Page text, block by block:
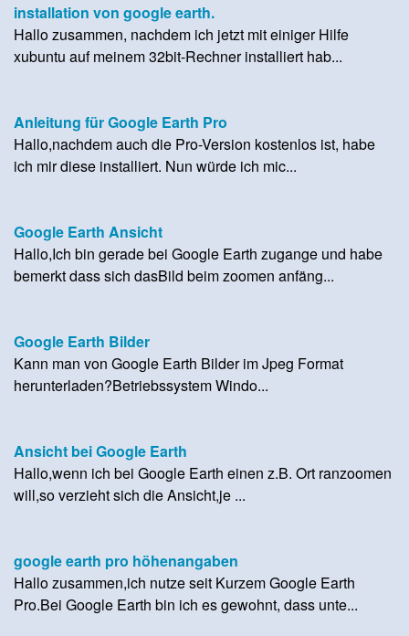
installation von google earth.
Hallo zusammen, nachdem ich jetzt mit einiger Hilfe
xubuntu auf meinem 32bit-Rechner installiert hab...
Anleitung für Google Earth Pro
Hallo,nachdem auch die Pro-Version kostenlos ist, habe
ich mir diese installiert. Nun würde ich mic...
Google Earth Ansicht
Hallo,Ich bin gerade bei Google Earth zugange und habe
bemerkt dass sich dasBild beim zoomen anfäng...
Google Earth Bilder
Kann man von Google Earth Bilder im Jpeg Format
herunterladen?Betriebssystem Windo...
Ansicht bei Google Earth
Hallo,wenn ich bei Google Earth einen z.B. Ort ranzoomen
will,so verzieht sich die Ansicht,je ...
google earth pro höhenangaben
Hallo zusammen,ich nutze seit Kurzem Google Earth
Pro.Bei Google Earth bin ich es gewohnt, dass unte...